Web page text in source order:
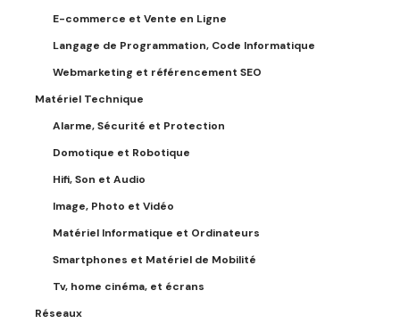
E-commerce et Vente en Ligne
Langage de Programmation, Code Informatique
Webmarketing et référencement SEO
Matériel Technique
Alarme, Sécurité et Protection
Domotique et Robotique
Hifi, Son et Audio
Image, Photo et Vidéo
Matériel Informatique et Ordinateurs
Smartphones et Matériel de Mobilité
Tv, home cinéma, et écrans
Réseaux